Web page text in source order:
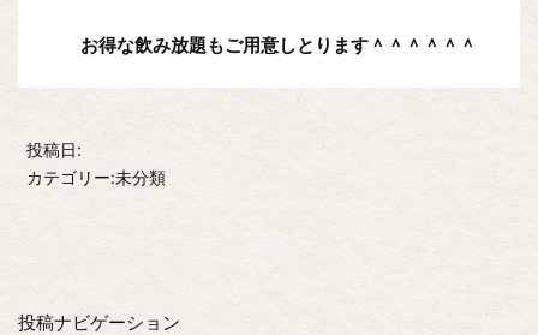
お得な飲み放題もご用意しとります＾＾＾＾＾＾
投稿日:
カテゴリー:未分類
投稿ナビゲーション